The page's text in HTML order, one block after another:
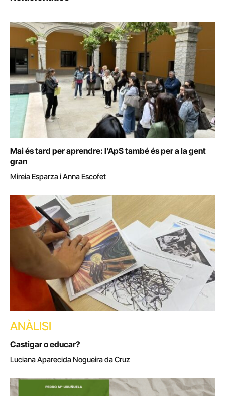
Mai és tard per aprendre: l’ApS també és per a la gent
gran
Mireia Esparza i Anna Escofet
ANÀLISI
Castigar o educar?
Luciana Aparecida Nogueira da Cruz